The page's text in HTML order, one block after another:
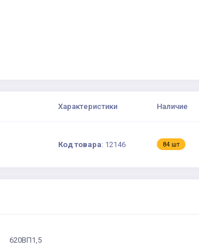
Характеристики Наличие
Код товара: 12146 84 шт
620ВП1,5